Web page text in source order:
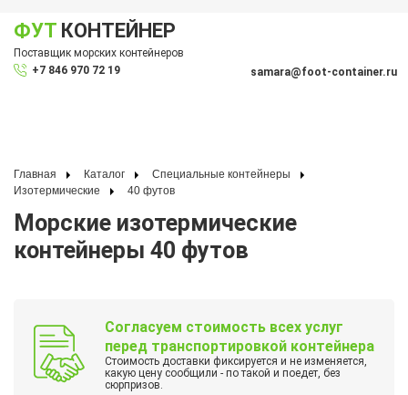
ФУТ КОНТЕЙНЕР
Поставщик морских контейнеров
+7 846 970 72 19
samara@foot-container.ru
Главная Каталог
Специальные контейнеры
Изотермические
40 футов
Морские изотермические
контейнеры 40 футов
Согласуем стоимость всех услуг
перед транспортировкой контейнера
Стоимость доставки фиксируется и не изменяется,
какую цену сообщили - по такой и поедет, без
сюрпризов.
меню